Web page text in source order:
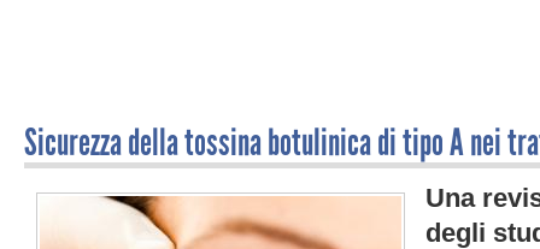
Sicurezza della tossina botulinica di tipo A nei
Una
degli